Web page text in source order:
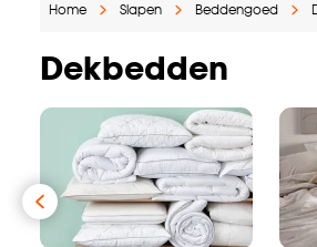
Home Slapen Beddengoed
Dekbedden